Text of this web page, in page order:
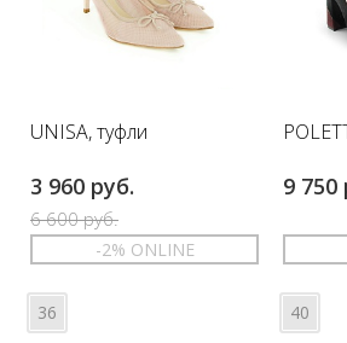
UNISA, туфли
3 960 руб.
6 600 руб.
-2% ONLINE
36
9 750
40